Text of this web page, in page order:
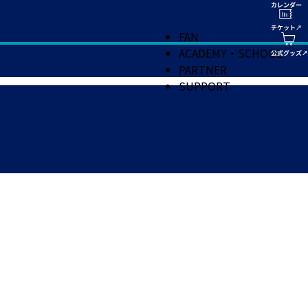
FAN
ACADEMY・SCHOOL
PARTNER
SUPPORT